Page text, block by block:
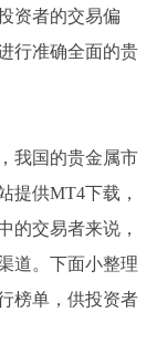
资者的交易偏
行准确全面的贵
我国的贵金属市
提供MT4下载，
的交易者来说，
道。下面小整理
榜单，供投资者